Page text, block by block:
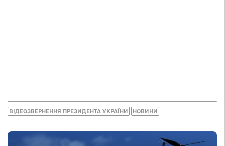
ВІДЕОЗВЕРНЕННЯ ПРЕЗИДЕНТА УКРАЇНИ НОВИНИ